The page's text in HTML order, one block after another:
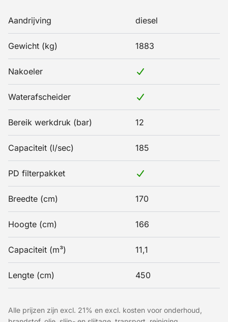
Aandrijving diesel
Gewicht (kg) 1883
Nakoeler
Waterafscheider
Bereik werkdruk (bar) 12
Capaciteit (l/sec) 185
PD filterpakket
Breedte (cm) 170
Hoogte (cm) 166
Capaciteit (m³) 11,1
Lengte (cm) 450
Alle prijzen zijn excl. 21% en excl. kosten voor onderhoud,